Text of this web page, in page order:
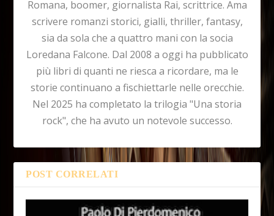
Romana, boomer, giornalista Rai, scrittrice. Ama
scrivere romanzi storici, gialli, thriller, fantasy,
sia da sola che a quattro mani con la socia
Loredana Falcone. Dal 2008 a oggi ha pubblicato
più libri di quanti ne riesca a ricordare, ma le
storie continuano a fischiettarle nelle orecchie.
Nel 2025 ha completato la trilogia "Una storia
rock", che ha avuto un notevole successo.
POST CORRELATI